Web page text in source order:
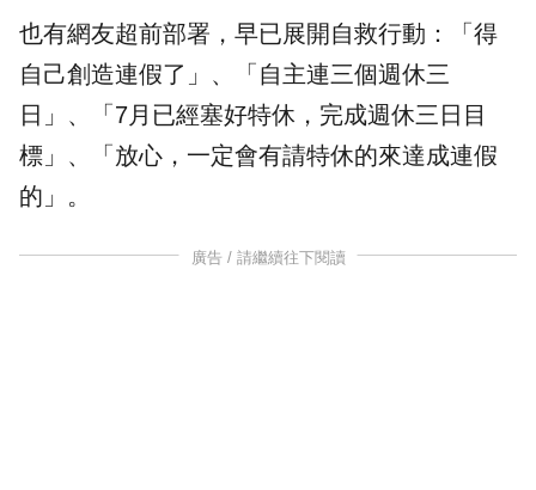
也有網友超前部署，早已展開自救行動：「得
自己創造連假了」、「自主連三個週休三
日」、「7月已經塞好特休 ，完成週休三日目
標」、「放心，一定會有請特休的來達成連假
的」。
廣告 / 請繼續往下閱讀